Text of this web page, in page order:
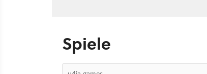
Spiele